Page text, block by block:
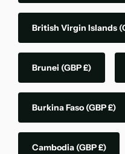
British Virgin Islands
Brunei (GBP £)
Burkina Faso(GBP £)
Cambodia (GBP £)